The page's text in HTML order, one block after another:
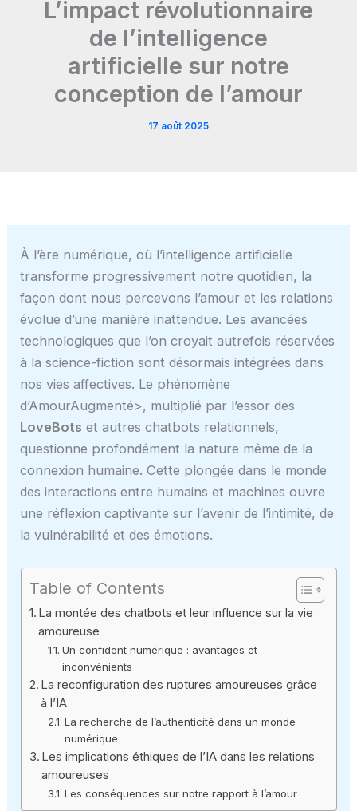
L’impact révolutionnaire
de l’intelligence
artificielle sur notre
conception de l’amour
17 août 2025
À l’ère numérique, où l’intelligence artificielle
transforme progressivement notre quotidien, la
façon dont nous percevons l’amour et les relations
évolue d’une manière inattendue. Les avancées
technologiques que l’on croyait autrefois réservées
à la science-fiction sont désormais intégrées dans
nos vies affectives. Le phénomène
d’AmourAugmenté>, multiplié par l’essor des
LoveBots et autres chatbots relationnels,
questionne profondément la nature même de la
connexion humaine. Cette plongée dans le monde
des interactions entre humains et machines ouvre
une réflexion captivante sur l’avenir de l’intimité, de
la vulnérabilité et des émotions.
Table of Contents
La montée des chatbots et leur influence sur la vie
amoureuse
Un confident numérique : avantages et
inconvénients
La reconfiguration des ruptures amoureuses grâce
à l’IA
La recherche de l’authenticité dans un monde
numérique
Les implications éthiques de l’IA dans les relations
amoureuses
Les conséquences sur notre rapport à l’amour